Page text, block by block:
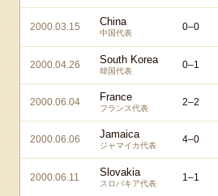
2000.03.15 China
中国代表
0–0
2000.04.26 South Korea
韓国代表
0–1
2000.06.04 France
フランス代表
2–2
2000.06.06 Jamaica
ジャマイカ代表
4–0
2000.06.11 Slovakia
スロバキア代表
1–1